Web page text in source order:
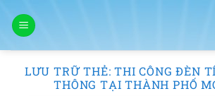
qua
LƯU TRỮ THẺ:THI CÔNG ĐÈN
THÔNG TẠI THÀNH PHỐ